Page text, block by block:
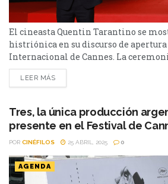
El cineasta Quentin Tarantino se
histriónica en su discurso de
Internacional de Cannes. La
Festival Internacional de Cannes, que
de Partir un jour (Deja un día), el
Tarantino, quien apareció para
grandilocuentemente la
caer...
LEER MÁS
Tres, la única producción
presente en el Festival de
POR CINÉFILOS 25 ABRIL, 2025 0
AGENDA